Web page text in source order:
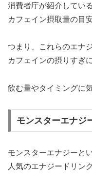
消費者庁が紹介してい
カフェイン摂取量の目
つまり、これらのエナ
カフェインの摂りすぎ
飲む量やタイミングに
モンスターエナジ
モンスターエナジーと
人気のエナジードリン